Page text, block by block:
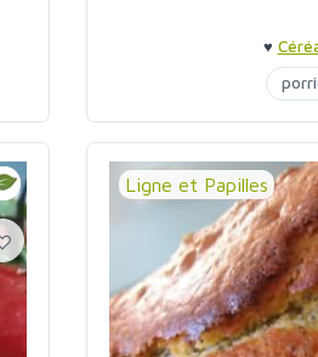
♥
Ligne et Papilles